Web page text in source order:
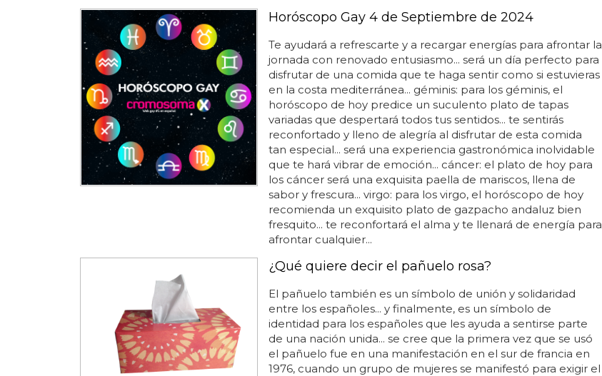
Horóscopo Gay 4 de Septiembre de 2024
Te ayudará a refrescarte y a recargar energías para afrontar la
jornada con renovado entusiasmo... será un día perfecto para
disfrutar de una comida que te haga sentir como si estuvieras
en la costa mediterránea... géminis: para los géminis, el
horóscopo de hoy predice un suculento plato de tapas
variadas que despertará todos tus sentidos... te sentirás
reconfortado y lleno de alegría al disfrutar de esta comida
tan especial... será una experiencia gastronómica inolvidable
que te hará vibrar de emoción... cáncer: el plato de hoy para
los cáncer será una exquisita paella de mariscos, llena de
sabor y frescura... virgo: para los virgo, el horóscopo de hoy
recomienda un exquisito plato de gazpacho andaluz bien
fresquito... te reconfortará el alma y te llenará de energía para
afrontar cualquier...
¿Qué quiere decir el pañuelo rosa?
El pañuelo también es un símbolo de unión y solidaridad
entre los españoles... y finalmente, es un símbolo de
identidad para los españoles que les ayuda a sentirse parte
de una nación unida... se cree que la primera vez que se usó
el pañuelo fue en una manifestación en el sur de francia en
1976, cuando un grupo de mujeres se manifestó para exigir el